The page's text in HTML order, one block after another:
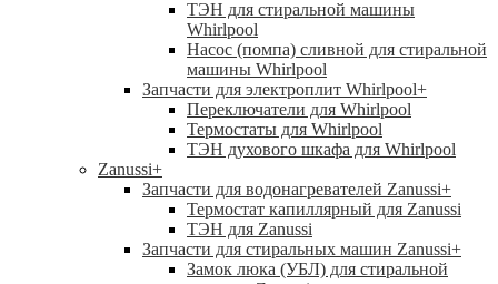
ТЭН для стиральной машины
Whirlpool
Насос (помпа) сливной для стиральной
машины Whirlpool
Запчасти для электроплит Whirlpool+
Переключатели для Whirlpool
Термостаты для Whirlpool
ТЭН духового шкафа для Whirlpool
Zanussi+
Запчасти для водонагревателей Zanussi+
Термостат капиллярный для Zanussi
ТЭН для Zanussi
Запчасти для стиральных машин Zanussi+
Замок люка (УБЛ) для стиральной